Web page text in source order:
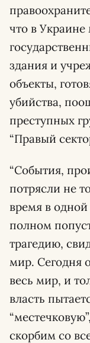
что в Украине
здания и
объекты,
убийства,
преступных
“Правый
“События,
потрясли не
время в
полном
трагедию,
мир. Сегодня
весь мир, и
власть
скорбим со